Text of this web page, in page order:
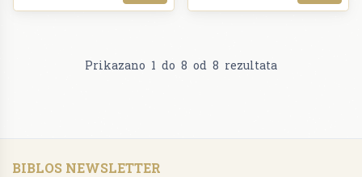
Prikazano 1 do 8 od 8 rezultata
BIBLOS NEWSLETTER